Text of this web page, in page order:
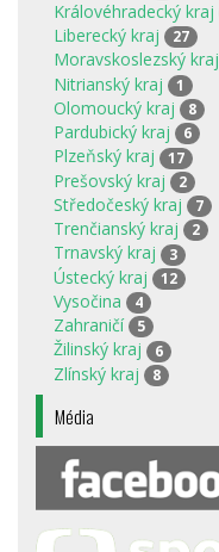
Královéhradecký kraj
Liberecký kraj 27
Moravskoslezský kraj
Nitrianský kraj 1
Olomoucký kraj 8
Pardubický kraj 6
Plzeňský kraj 17
Prešovský kraj 2
Středočeský kraj 7
Trenčianský kraj 2
Trnavský kraj 3
Ústecký kraj 12
Vysočina 4
Zahraničí 5
Žilinský kraj 6
Zlínský kraj 8
Média